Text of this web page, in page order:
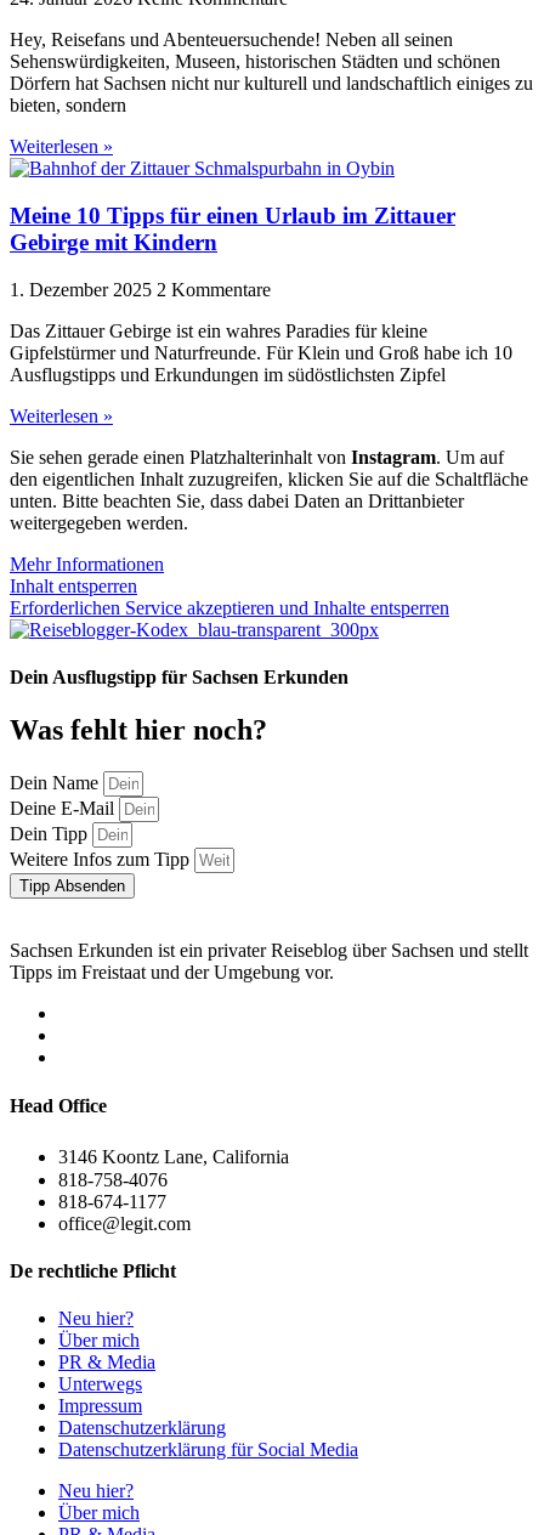
Hey, Reisefans und Abenteuersuchende! Neben all seinen
Sehenswürdigkeiten, Museen, historischen Städten und schönen
Dörfern hat Sachsen nicht nur kulturell und landschaftlich einiges zu
bieten, sondern
Weiterlesen »
Meine 10 Tipps für einen Urlaub im Zittauer
Gebirge mit Kindern
1. Dezember 2025 2 Kommentare
Das Zittauer Gebirge ist ein wahres Paradies für kleine
Gipfelstürmer und Naturfreunde. Für Klein und Groß habe ich 10
Ausflugstipps und Erkundungen im südöstlichsten Zipfel
Weiterlesen »
Sie sehen gerade einen Platzhalterinhalt von Instagram. Um auf
den eigentlichen Inhalt zuzugreifen, klicken Sie auf die Schaltfläche
unten. Bitte beachten Sie, dass dabei Daten an Drittanbieter
weitergegeben werden.
Mehr Informationen
Inhalt entsperren
Erforderlichen Service akzeptieren und Inhalte entsperren
Dein Ausflugstipp für Sachsen Erkunden
Was fehlt hier noch?
Dein Name
Deine E-Mail
Dein Tipp
Weitere Infos zum Tipp
Tipp Absenden
Sachsen Erkunden ist ein privater Reiseblog über Sachsen und stellt
Tipps im Freistaat und der Umgebung vor.
Head Office
3146 Koontz Lane, California
818-758-4076
818-674-1177
office@legit.com
De rechtliche Pflicht
Neu hier?
Über mich
PR & Media
Unterwegs
Impressum
Datenschutzerklärung
Datenschutzerklärung für Social Media
Neu hier?
Über mich